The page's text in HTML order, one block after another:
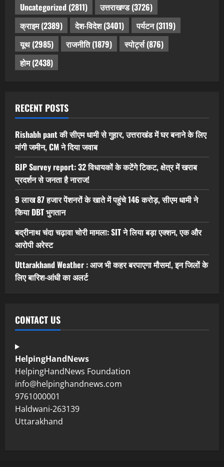
Uncategorized (2811) उत्तराखण्ड(3726)
क्राइम(2389) देश-विदेश(3401) पर्यटन(3119)
यूथ(2985) राजनीति(1879) स्पोर्ट्स(876)
होम(2438)
RECENT POSTS
Rishabh pant की सीएम धामी से गुहार, उत्तराखंड में घर बनाने के लिए
मांगी जमीन, CM ने दिया जवाब
BJP Survey report: 32 विधायकों के कटेंगे टिकट, क्षेत्र में खराब
प्रदर्शन से जनता है नाराज!
9 लाख 87 हजार पेंशनरों के खाते में पहुंचे 146 करोड़, सीएम धामी ने
किया DBT भुगतान
बद्रीनाथ चंदा चढ़ावा चोरी मामला: SIT ने लिया बड़ा एक्शन, एक और
आरोपी अरेस्ट
Uttarakhand Weather : आज भी कहर बरपाएगा मौसम!, इन जिलों के
लिए बारिश-आंधी का अलर्ट
CONTACT US
HelpingHandNews
HelpingHandNews Foundation
info@helpinghandnews.com
9761000001
Haldwani-263139
Uttarakhand